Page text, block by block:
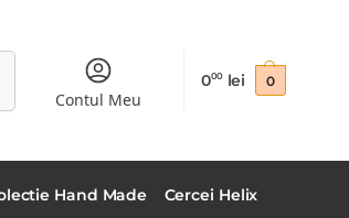
Contul Meu
000 lei 0
Hand Made Cercei Helix